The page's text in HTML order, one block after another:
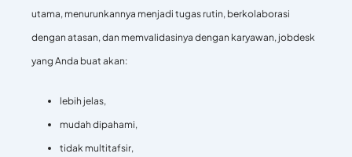
utama, menurunkannya menjadi tugas rutin, berkolaborasi
dengan atasan, dan memvalidasinya dengan karyawan, jobdesk
yang Anda buat akan:
lebih jelas,
mudah dipahami,
tidak multitafsir,